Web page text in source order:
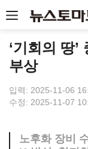
‘기회의 땅
부상
입력: 2025-11-06
수정: 2025-11-07
노후화 장비